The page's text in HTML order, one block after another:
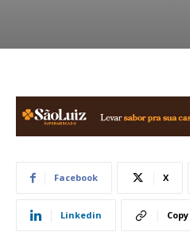
Facebook X
Linkedin